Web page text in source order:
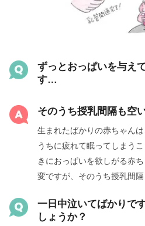
ずっとおっぱいを与え
す…
そのうち授乳間隔も空
生まれたばかりの赤ちゃん
うちに疲れて眠ってしまう
きにおっぱいを欲しがる赤
変ですが、そのうち授乳間隔
一日中泣いてばかりで
しょうか？